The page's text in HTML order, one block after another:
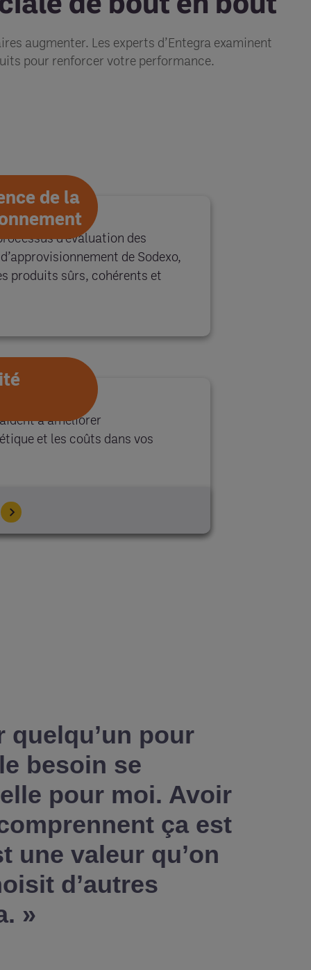
augmenter. Les experts d’Entegra examinent
pour renforcer votre performance.
de la
d’évaluation des
de Sodexo,
produits sûrs, cohérents et
à améliorer
et les coûts dans vos
quelqu’un pour
besoin se
pour moi. Avoir
ça est
une valeur qu’on
d’autres
»